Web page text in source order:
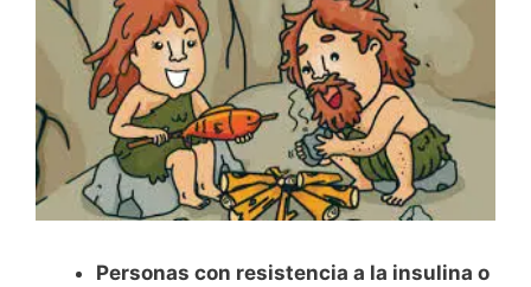
Personas con resistencia a la insulina o